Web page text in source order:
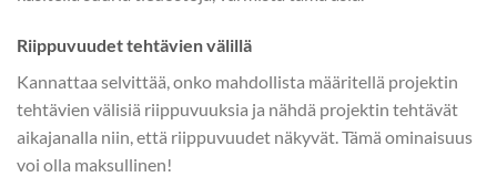
Riippuvuudet tehtävien välillä
Kannattaa selvittää, onko mahdollista määritellä projektin
tehtävien välisiä riippuvuuksia ja nähdä projektin tehtävät
aikajanalla niin, että riippuvuudet näkyvät. Tämä ominaisuus
voi olla maksullinen!